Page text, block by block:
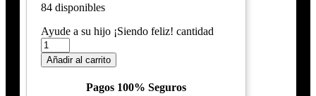
84 disponibles
Ayude a su hijo ¡Siendo feliz! cantidad
Añadir al carrito
Pagos 100% Seguros